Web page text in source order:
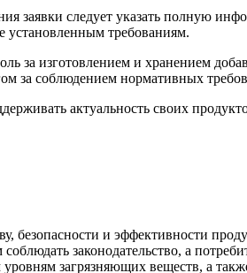
заявки следует указать полную
установленным требованиям.
за изготовлением и хранением
за соблюдением нормативных
актуальность своих
безопасности и эффективности
законодательство, а
загрязняющих веществ, а